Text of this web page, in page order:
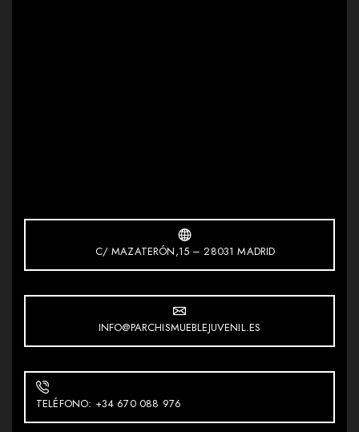
C/ MAZATERÓN,15 – 28031 MADRID
INFO@PARCHISMUEBLEJUVENIL.ES
TELÉFONO: +34 670 088 976